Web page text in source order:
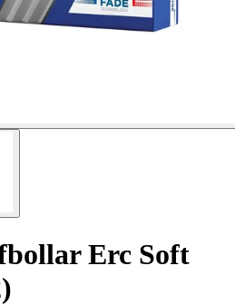
Erc Soft